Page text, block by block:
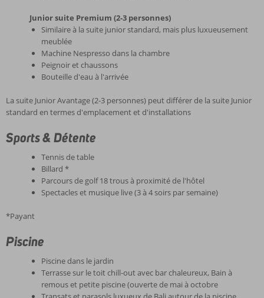
Junior suite Premium (2-3 personnes)
Similaire à la suite junior standard, mais plus luxueusement
meublée
Machine Nespresso dans la chambre
Peignoir et chaussons
Bouteille d'eau à l'arrivée
La suite Junior Avantage (2-3 personnes) peut différer de la suite Junior
standard en termes d'emplacement et d'installations
Sports & Détente
Tennis de table
Billard *
Parcours de golf 18 trous à proximité de l'hôtel
Spectacles et musique live (3 à 4 soirs par semaine)
*Payant
Piscine
Piscine dans le jardin
Terrasse sur le toit chill-out avec bar chaleureux, Bain à
remous et petite piscine (ouverte de mai à octobre